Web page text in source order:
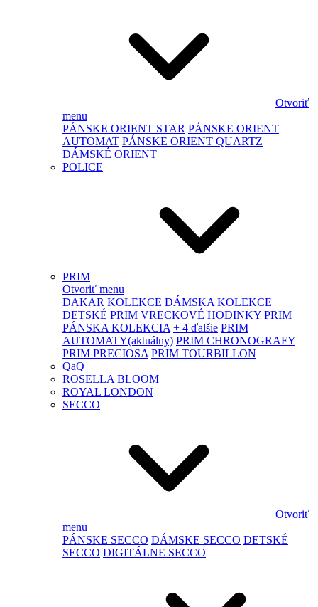
Otvoriť
menu
PÁNSKE ORIENT STAR PÁNSKE ORIENT
AUTOMAT PÁNSKE ORIENT QUARTZ
DÁMSKÉ ORIENT
POLICE
PRIM
Otvoriť menu
DAKAR KOLEKCE DÁMSKA KOLEKCE
DETSKÉ PRIM VRECKOVÉ HODINKY PRIM
PÁNSKA KOLEKCIA + 4 ďalšie PRIM
AUTOMATY(aktuálny) PRIM CHRONOGRAFY
PRIM PRECIOSA PRIM TOURBILLON
QaQ
ROSELLA BLOOM
ROYAL LONDON
SECCO
Otvoriť
menu
PÁNSKE SECCO DÁMSKE SECCO DETSKÉ
SECCO DIGITÁLNE SECCO